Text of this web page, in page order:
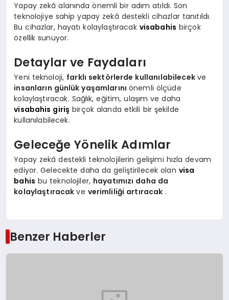
Yapay zekâ alanında önemli bir adım atıldı. Son
teknolojiye sahip yapay zekâ destekli cihazlar tanıtıldı.
Bu cihazlar, hayatı kolaylaştıracak visabahis birçok
özellik sunuyor.
Detaylar ve Faydaları
Yeni teknoloji, farklı sektörlerde kullanılabilecek ve
insanların günlük yaşamlarını önemli ölçüde
kolaylaştıracak. Sağlık, eğitim, ulaşım ve daha
visabahis giriş birçok alanda etkili bir şekilde
kullanılabilecek.
Geleceğe Yönelik Adımlar
Yapay zekâ destekli teknolojilerin gelişimi hızla devam
ediyor. Gelecekte daha da geliştirilecek olan visa
bahis bu teknolojiler, hayatımızı daha da
kolaylaştıracakve verimliliği artıracak .
Benzer Haberler